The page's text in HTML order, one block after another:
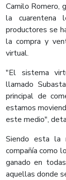
Camilo Romero,
la cuarentena
productores se
la compra y
virtual.
"El sistema
llamado
principal de
estamos
este medio",
Siendo esta la
compañía como
ganado en
aquellas donde